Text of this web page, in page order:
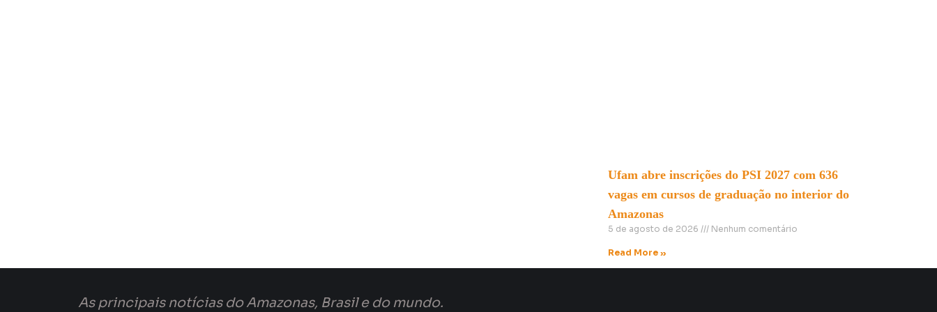
Ufam abre inscrições do PSI 2027 com 636
vagas em cursos de graduação no interior do
Amazonas
5 de agosto de 2026 Nenhum comentário
Read More »
As principais notícias do Amazonas, Brasil e do mundo.